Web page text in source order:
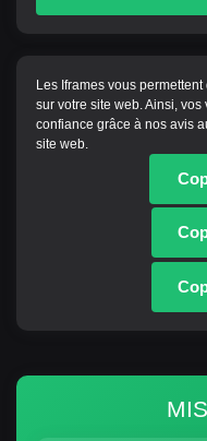
Les Iframes vous
sur votre site web. Ainsi,
confiance grâce à nos avis
site web.